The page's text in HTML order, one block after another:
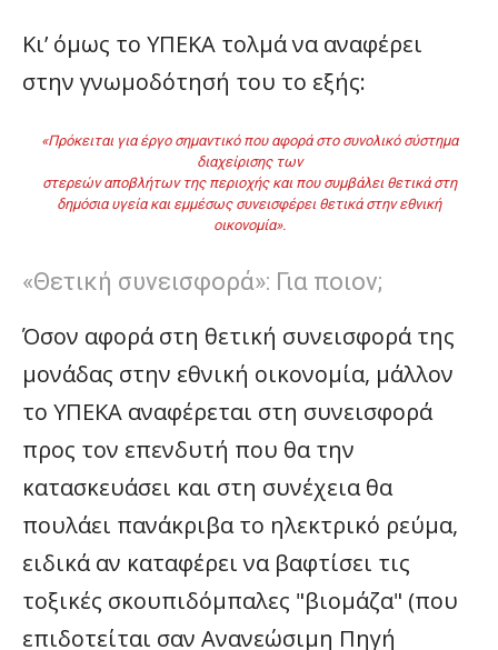
Κι’ όμως το ΥΠΕΚΑ τολμά να αναφέρει
στην γνωμοδότησή του το εξής:
«Πρόκειται για έργο σημαντικό που αφορά στο συνολικό σύστημα
διαχείρισης των
στερεών αποβλήτων της περιοχής και που συμβάλει θετικά στη
δημόσια υγεία και εμμέσως συνεισφέρει θετικά στην εθνική
οικονομία».
«Θετική συνεισφορά»: Για ποιον;
Όσον αφορά στη θετική συνεισφορά της
μονάδας στην εθνική οικονομία, μάλλον
το ΥΠΕΚΑ αναφέρεται στη συνεισφορά
προς τον επενδυτή που θα την
κατασκευάσει και στη συνέχεια θα
πουλάει πανάκριβα το ηλεκτρικό ρεύμα,
ειδικά αν καταφέρει να βαφτίσει τις
τοξικές σκουπιδόμπαλες "βιομάζα" (που
επιδοτείται σαν Ανανεώσιμη Πηγή